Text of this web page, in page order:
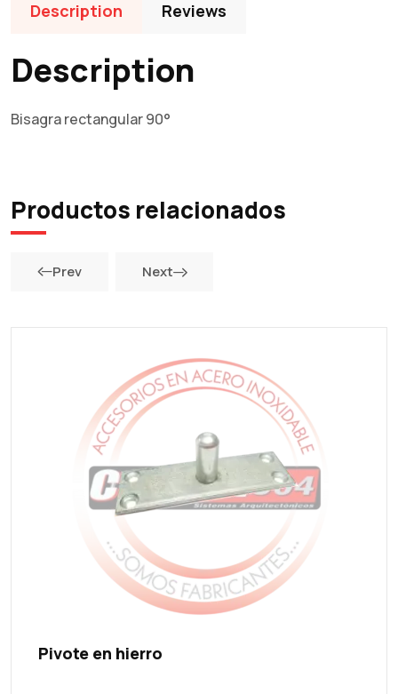
Description Reviews
Description
Bisagra rectangular 90°
Productos relacionados
Prev Next
Pivote en hierro